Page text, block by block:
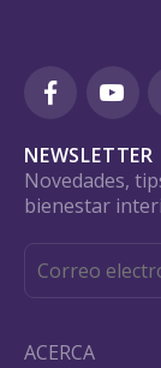
NEWSLETTER
Novedades,
bienestar
ACERCA